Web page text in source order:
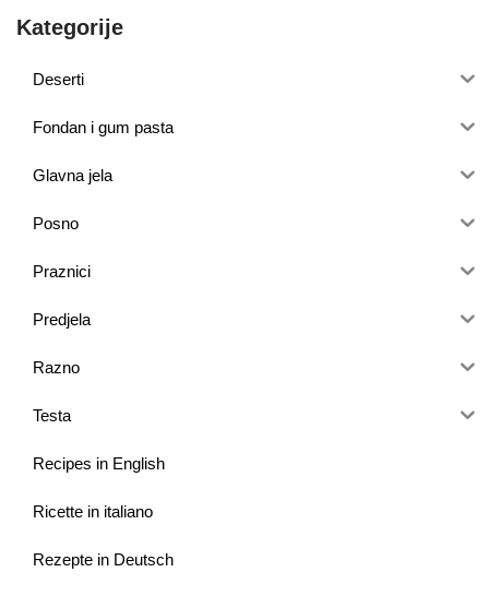
Kategorije
Deserti
Fondan i gum pasta
Glavna jela
Posno
Praznici
Predjela
Razno
Testa
Recipes in English
Ricette in italiano
Rezepte in Deutsch